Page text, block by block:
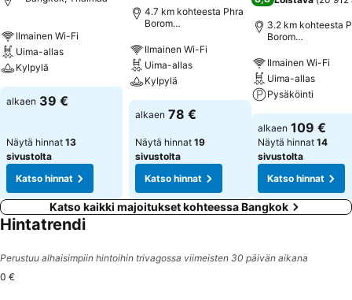
Ilmainen Wi-Fi
Uima-allas
Kylpylä
alkaen 39 €
Näytä hinnat 13
sivustolta
Katso hinnat
4.7 km kohteesta Phra
Borom
Ilmainen Wi-Fi
Uima-allas
Kylpylä
alkaen 78 €
Näytä hinnat 19
sivustolta
Katso hinnat
3.2 km kohteesta
Borom
Ilmainen Wi-Fi
Uima-allas
Pysäköinti
alkaen 109 €
Näytä hinnat 14
sivustolta
Katso hinnat
Katso kaikki majoitukset kohteessa Bangkok
Hintatrendi
Perustuu alhaisimpiin hintoihin trivagossa viimeisten 30 päivän aikana
0 €